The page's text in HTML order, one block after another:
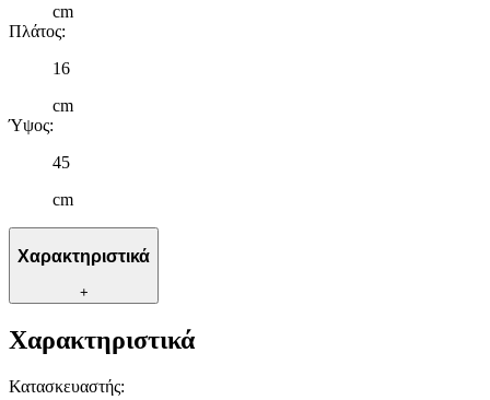
cm
Πλάτος:
16
cm
Ύψος:
45
cm
Χαρακτηριστικά
+
Χαρακτηριστικά
Κατασκευαστής: